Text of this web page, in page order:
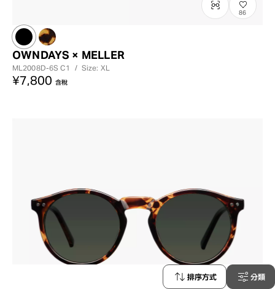
排序方式 分類
86
OWNDAYS × MELLER
ML2008D-6SC1 / Size: XL
¥7,800 含稅